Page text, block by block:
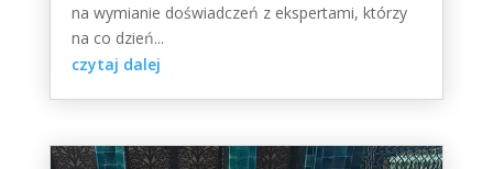
na wymianie doświadczeń z ekspertami, którzy
na co dzień...
czytaj dalej